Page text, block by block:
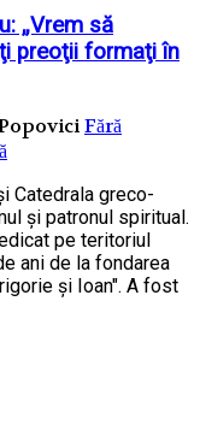
„Vrem să
preoţii formaţi în
Fără
Catedrala greco-
şi patronul spiritual.
pe teritoriul
ani de la fondarea
şi Ioan". A fost